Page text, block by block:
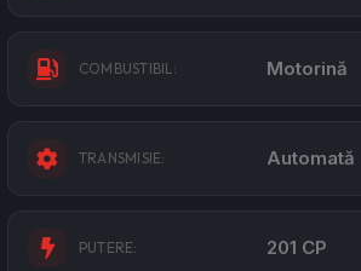
COMBUSTIBIL: Motorină
TRANSMISIE: Automată
PUTERE: 201 CP